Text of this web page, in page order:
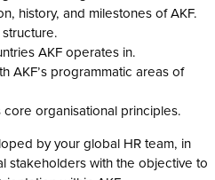
history, and milestones of AKF.
AKF operates in.
AKF’s programmatic areas of
core organisational principles.
by your global HR team, in
stakeholders with the objective to